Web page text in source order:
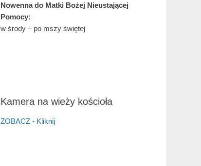
Nowenna do Matki Bożej Nieustającej
Pomocy:
w środy – po mszy świętej
Kamera na wieży kościoła
ZOBACZ - Kliknij